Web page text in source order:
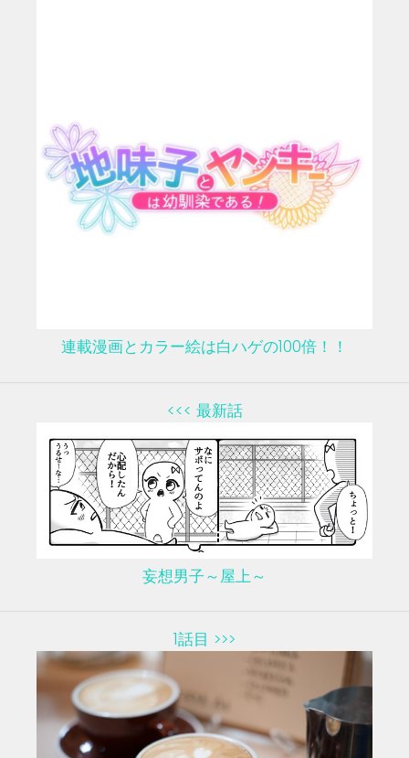
連載漫画とカラー絵は白ハゲの100倍！！
<<< 最新話
妄想男子～屋上～
1話目 >>>